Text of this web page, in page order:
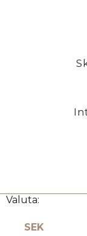
Valuta: